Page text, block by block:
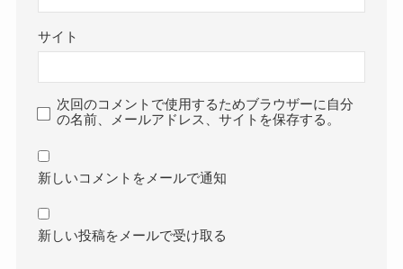
サイト
次回のコメントで使用するためブラウザーに自分
の名前、メールアドレス、サイトを保存する。
新しいコメントをメールで通知
新しい投稿をメールで受け取る